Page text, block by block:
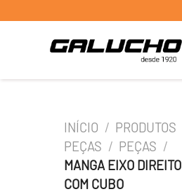
INÍCIO / PRODUTOS
PEÇAS / PEÇAS /
MANGA EIXO DIREITO
COM CUBO